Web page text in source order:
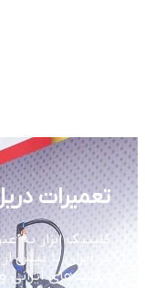
تعمیرات
کلینیک ابزار به
مگنت‌های ایرانی